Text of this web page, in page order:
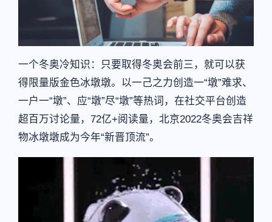
一个冬奥冷知识：只要取得冬奥会前三，就可以获
得限量版金色冰墩墩。以一己之力创造一“墩”难求、
一户一“墩”、应“墩”尽“墩”等热词，在社交平台创造
超百万讨论量，72亿+阅读量，北京2022冬奥会吉祥
物冰墩墩成为今年“新晋顶流”。